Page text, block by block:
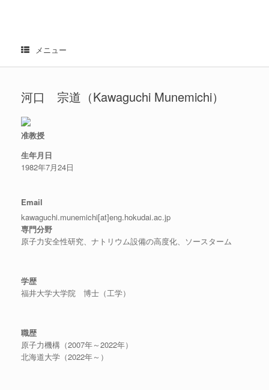
メニュー
河口 宗道（Kawaguchi Munemichi）
准教授
生年月日
1982年7月24日
Email
kawaguchi.munemichi[at]eng.hokudai.ac.jp
専門分野
原子力安全性研究、ナトリウム設備の高度化、ソースターム
学歴
福井大学大学院 博士（工学）
職歴
原子力機構（2007年～2022年）
北海道大学（2022年～）